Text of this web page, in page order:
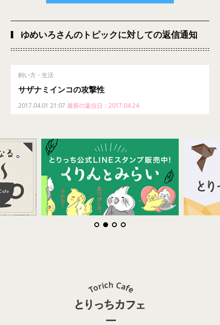
ゆめいろさんのトピックに対しての返信通知
飼い方・生活
サザナミインコの攻撃性
2017.04.01 21:07 最新の返信日：2017.04.24